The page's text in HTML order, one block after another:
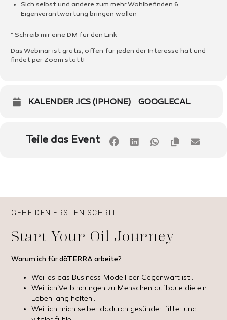
Sich selbst und andere zum mehr Wohlbefinden &
Eigenverantwortung bringen wollen
* Schreib mir eine DM für den Link
Das Webinar ist gratis, offen für jeden der Interesse hat und
findet per Zoom statt!
KALENDER .ICS (IPHONE) GOOGLECAL
Teile das Event
GEHE DEN ERSTEN SCHRITT
Start Your Oil Journey
Warum ich für dōTERRA arbeite?
Weil es das Business Modell der Gegenwart ist…
Weil ich Verbindungen zu Menschen aufbaue die ein
Leben lang halten…
Weil ich mich selber dadurch gesünder, fitter und